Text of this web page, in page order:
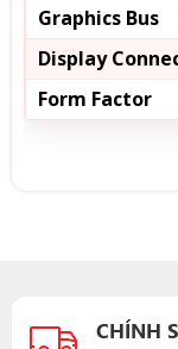
Graphics Bus
Display
Form Factor
CHÍNH